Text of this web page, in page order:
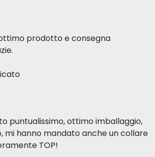
prodotto e consegna
puntualissimo, ottimo imballaggio,
hanno mandato anche un collare
TOP!